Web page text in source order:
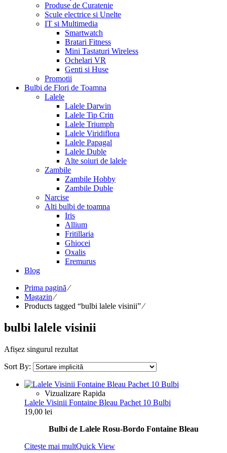
Produse de Curatenie
Scule electrice si Unelte
IT si Multimedia
Smartwatch
Bratari Fitness
Mini Tastaturi Wireless
Ochelari VR
Genti si Huse
Promotii
Bulbi de Flori de Toamna
Lalele
Lalele Darwin
Lalele Tip Crin
Lalele Triumph
Lalele Viridiflora
Lalele Papagal
Lalele Duble
Alte soiuri de lalele
Zambile
Zambile Hobby
Zambile Duble
Narcise
Alti bulbi de toamna
Iris
Allium
Fritillaria
Ghiocei
Oxalis
Eremurus
Blog
Prima pagină⁄
Magazin ⁄
Products tagged “bulbi lalele visinii”⁄
bulbi lalele visinii
Afișez singurul rezultat
Sort By:
Vizualizare Rapida
Lalele Visinii Fontaine Bleau Pachet 10 Bulbi
19,00 lei
Bulbi de Lalele Rosu-Bordo Fontaine Bleau
Citește mai multQuick View